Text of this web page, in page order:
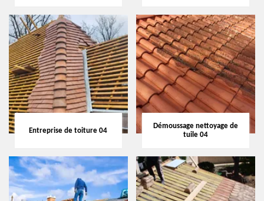
Entreprise de toiture 04
Démoussage nettoyage de
tuile 04